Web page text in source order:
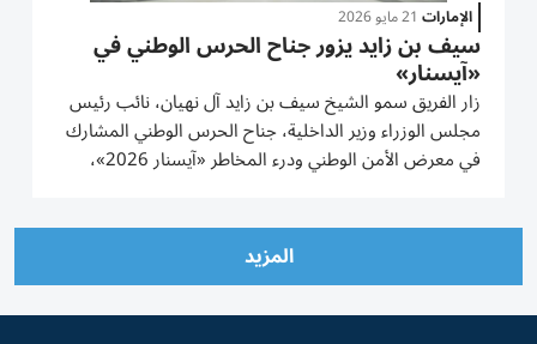
الإمارات 21 مايو 2026
سيف بن زايد يزور جناح الحرس الوطني في
«آيسنار»
زار الفريق سمو الشيخ سيف بن زايد آل نهيان، نائب رئيس
مجلس الوزراء وزير الداخلية، جناح الحرس الوطني المشارك
في معرض الأمن الوطني ودرء المخاطر «آيسنار 2026»،
المزيد